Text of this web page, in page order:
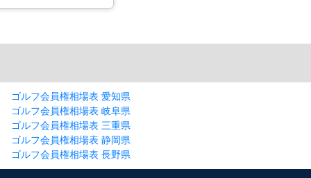
ゴルフ会員権相場表 愛知県
ゴルフ会員権相場表 岐阜県
ゴルフ会員権相場表 三重県
ゴルフ会員権相場表 静岡県
ゴルフ会員権相場表 長野県